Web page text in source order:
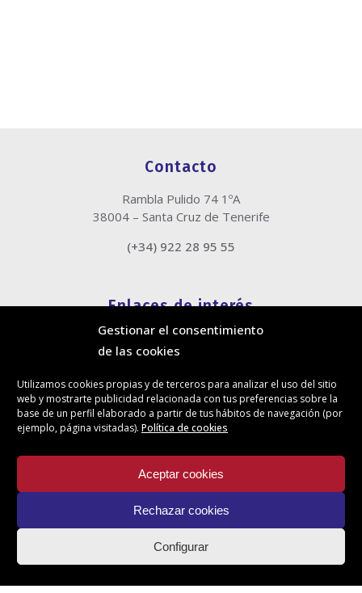
Gestionar el consentimiento
de las cookies
Utilizamos cookies propias y de terceros para analizar el uso del sitio
web y mostrarte publicidad relacionada con tus preferencias sobre la
base de un perfil elaborado a partir de tus hábitos de navegación (por
ejemplo, página visitadas). Política de cookies
Aceptar cookies
Rechazar cookies
Configurar
Contacto
Rambla Pulido 74 1ºA
38004 – Santa Cruz de Tenerife
(+34) 922 28 95 55
Enlaces de interés
Política de cookies
Política de privacidad
Canal de denuncias
Protección de privacidad en redes sociales
Síguenos
Actualidad
Contacto